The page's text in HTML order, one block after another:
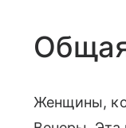
Женщины,